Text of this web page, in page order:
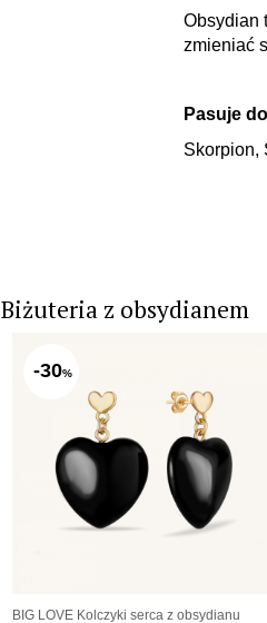
Obsydian
zmieniać
Pasuje
Skorpion,
Biżuteria z obsydianem
-30%
BIG LOVE Kolczyki serca z obsydianu